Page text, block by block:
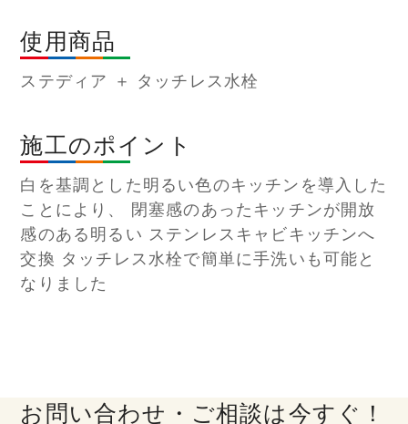
使用商品
ステディア ＋ タッチレス水栓
施工のポイント
白を基調とした明るい色のキッチンを導入した
ことにより、 閉塞感のあったキッチンが開放
感のある明るい ステンレスキャビキッチンへ
交換 タッチレス水栓で簡単に手洗いも可能と
なりました
お問い合わせ・ご相談は今すぐ！